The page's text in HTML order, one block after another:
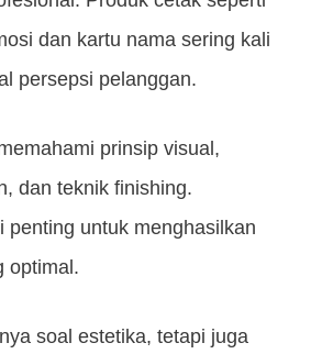
dan kartu nama sering kali
persepsi pelanggan.
prinsip visual,
dan teknik finishing.
penting untuk menghasilkan
optimal.
soal estetika, tetapi juga